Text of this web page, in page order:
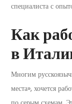
специалиста с
Как
в
Многим
места», хочется